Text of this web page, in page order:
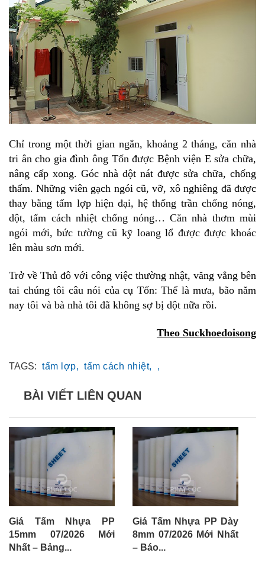
Chỉ trong một thời gian ngắn, khoảng 2 tháng, căn nhà
tri ân cho gia đình ông Tốn được Bệnh viện E sửa chữa,
nâng cấp xong. Góc nhà dột nát được sửa chữa, chống
thấm. Những viên gạch ngói cũ, vỡ, xô nghiêng đã được
thay bằngtấm lợphiện đại, hệ thống trần chống nóng,
dột,tấm cách nhiệt chống nóng… Căn nhà thơm mùi
ngói mới, bức tường cũ kỹ loang lổ được được khoác
lên màu sơn mới.
Trở về Thủ đô với công việc thường nhật, văng vẳng bên
tai chúng tôi câu nói của cụ Tốn: Thế là mưa, bão năm
nay tôi và bà nhà tôi đã không sợ bị dột nữa rồi.
Theo Suckhoedoisong
TAGS: tấm lợp, tấm cách nhiệt, ,
BÀI VIẾT LIÊN QUAN
Giá Tấm Nhựa PP
15mm 07/2026 Mới
Nhất – Bảng...
Giá Tấm Nhựa PP Dày
8mm 07/2026 Mới Nhất
– Báo...